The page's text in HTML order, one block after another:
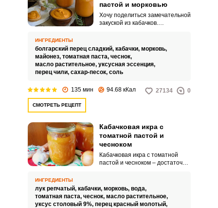
пастой и морковью
Хочу поделиться замечательной
закуской из кабачков.
получается с нежной гладкой
текстурой и ярким цветом и
вкусом.
ИНГРЕДИЕНТЫ
болгарский перец сладкий, кабачки, морковь,
майонез, томатная паста, чеснок,
масло растительное, уксусная эссенция,
перец чили, сахар-песок, соль
135 мин 94.68 кКал 27134 0
СМОТРЕТЬ РЕЦЕПТ
Кабачковая икра с
томатной пастой и
чесноком
Кабачковая икра с томатной
пастой и чесноком – достаточно
словами. Такая заготовка не
оставит вас голодными.
ИНГРЕДИЕНТЫ
лук репчатый, кабачки, морковь, вода,
томатная паста, чеснок, масло растительное,
уксус столовый 9%, перец красный молотый,